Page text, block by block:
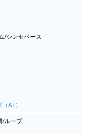
/シンセベース
AL）
/ループ